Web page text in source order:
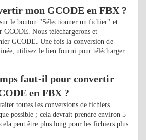
mon GCODE en FBX ?
le bouton "Sélectionner un fichier" et
GCODE. Nous téléchargerons et
GCODE. Une fois la conversion de
utilisez le lien fourni pour télécharger
faut-il pour convertir
en FBX ?
toutes les conversions de fichiers
possible ; cela devrait prendre environ 5
peut être plus long pour les fichiers plus